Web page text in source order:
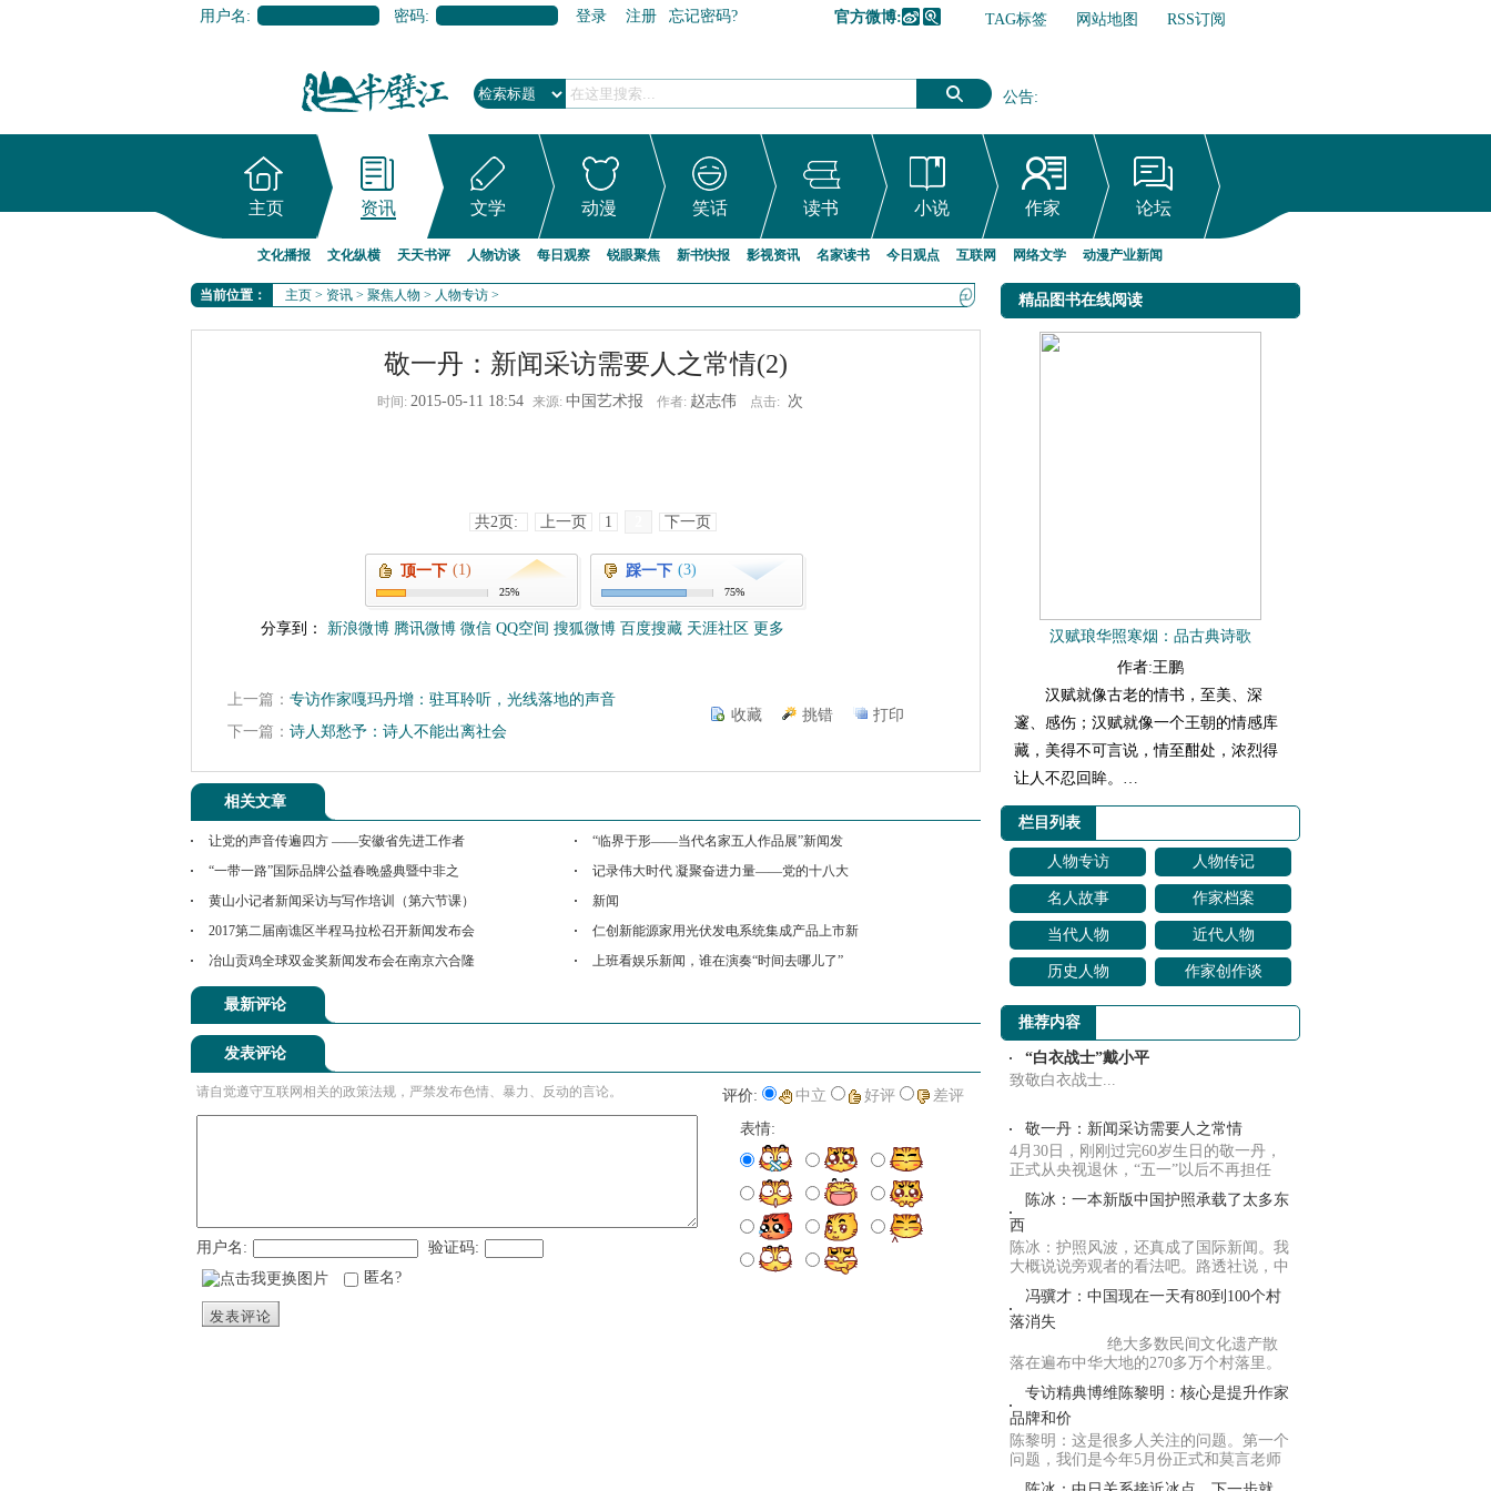
用户名: 密码: 登录 注册 忘记密码? 官方微博: TAG标签 网站地图
RSS订阅
公告:
网络文学行业自律倡议书
主页 资讯 文学 动漫 笑话 读书 小说 作家 论坛
文化播报 文化纵横 天天书评 人物访谈 每日观察 锐眼聚焦 新书快报 影视资讯 名家读书 今日观点 互联网 网络文学 动漫产业新闻
当前位置： 主页 > 资讯 > 聚焦人物 > 人物专访 >
敬一丹：新闻采访需要人之常情(2)
时间: 2015-05-11 18:54 来源: 中国艺术报 作者: 赵志伟 点击: 次
共2页: 上一页 1 下一页
顶一下 (1)
25%
踩一下 (3)
75%
分享到： 新浪微博 腾讯微博 微信 QQ空间 搜狐微博 百度搜藏 天涯社区 更多
上一篇： 专访作家嘎玛丹增：驻耳聆听，光线落地的声音
下一篇： 诗人郑愁予：诗人不能出离社会
收藏 挑错 打印
相关文章
让党的声音传遍四方 ——安徽省先进工作者
“临界于形——当代名家五人作品展”新闻发
“一带一路”国际品牌公益春晚盛典暨中非之
记录伟大时代 凝聚奋进力量——党的十八大
黄山小记者新闻采访与写作培训（第六节课）
新闻
2017第二届南谯区半程马拉松召开新闻发布会
仁创新能源家用光伏发电系统集成产品上市新
冶山贡鸡全球双金奖新闻发布会在南京六合隆
上班看娱乐新闻，谁在演奏“时间去哪儿了”
最新评论
发表评论
请自觉遵守互联网相关的政策法规，严禁发布色情、暴力、反动的言论。 评价: 中立 好评
差评
表情:
用户名:
验证码:
匿名?
发表评论
精品图书在线阅读
汉赋琅华照寒烟：品古典诗歌
作者:王鹏
汉赋就像古老的情书，至美、深
邃、感伤；汉赋就像一个王朝的情感库
藏，美得不可言说，情至酣处，浓烈得
让人不忍回眸。…
栏目列表
人物专访 人物传记
名人故事 作家档案
当代人物 近代人物
历史人物 作家创作谈
推荐内容
“白衣战士”戴小平
致敬白衣战士...
敬一丹：新闻采访需要人之常情
4月30日，刚刚过完60岁生日的敬一丹，
正式从央视退休，“五一”以后不再担任
《焦点访...
陈冰：一本新版中国护照承载了太多东
西
陈冰：护照风波，还真成了国际新闻。我
大概说说旁观者的看法吧。路透社说，中
国把喜马...
冯骥才：中国现在一天有80到100个村
落消失
绝大多数民间文化遗产散
落在遍布中华大地的270多万个村落里。
多年来致...
专访精典博维陈黎明：核心是提升作家
品牌和价
陈黎明：这是很多人关注的问题。第一个
问题，我们是今年5月份正式和莫言老师
签约的。...